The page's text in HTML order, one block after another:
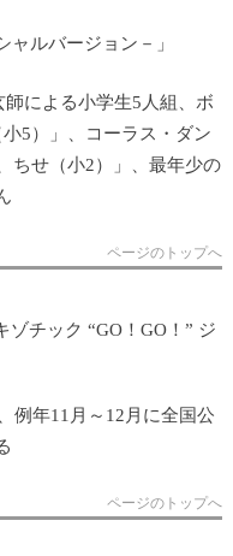
ャルバージョン－」
師による小学生5人組、ボ
5）」、コーラス・ダン
ちせ（小2）」、最年少の
ページのトップへ
ゾチック “GO！GO！” ジ
例年11月～12月に全国公
ページのトップへ